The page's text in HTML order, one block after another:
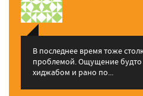
В последнее время тоже
проблемой. Ощущение будто
хиджабом и рано по...